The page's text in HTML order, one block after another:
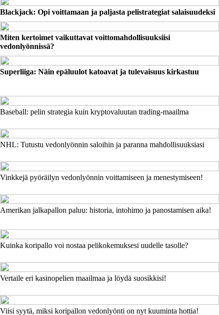
Blackjack: Opi voittamaan ja paljasta peli­strategiat salaisuudeksi
Miten kertoimet vaikuttavat voittomahdollisuuksiisi
vedonlyönnissä?
Superliiga: Näin epäluulot katoavat ja tulevaisuus kirkastuu
Baseball: pelin strategia kuin kryptovaluutan trading-maailma
NHL: Tutustu vedonlyönnin saloihin ja paranna mahdollisuuksiasi
Vinkkejä pyöräilyn vedonlyönnin voittamiseen ja menestymiseen!
Amerikan jalkapallon paluu: historia, intohimo ja panostamisen aika!
Kuinka koripallo voi nostaa pelikokemuksesi uudelle tasolle?
Vertaile eri kasinopelien maailmaa ja löydä suosikkisi!
Viisi syytä, miksi koripallon vedonlyönti on nyt kuuminta hottia!